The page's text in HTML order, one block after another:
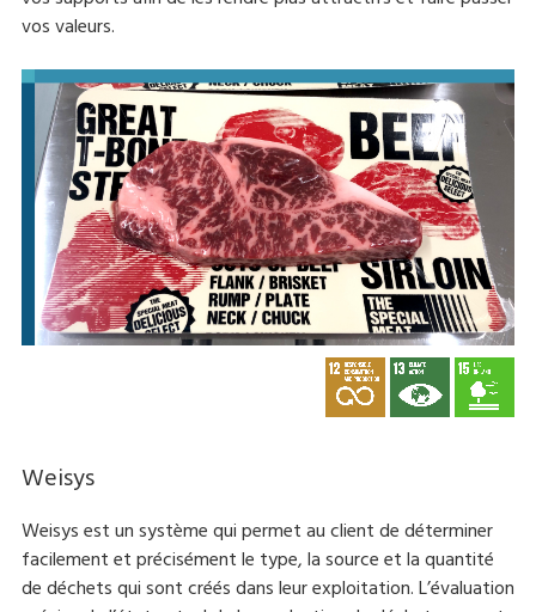
vos valeurs.
Weisys
Weisys est un système qui permet au client de déterminer
facilement et précisément le type, la source et la quantité
de déchets qui sont créés dans leur exploitation. L’évaluation